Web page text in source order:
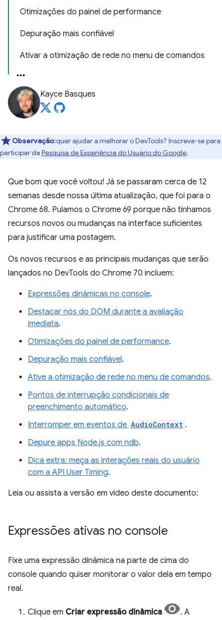
Otimizações do painel de performance
Depuração mais confiável
Ativar a otimização de rede no menu de comandos
Kayce Basques
Observação:quer ajudar a melhorar o DevTools? Inscreva-se para
participar da Pesquisa de Experiência do Usuário do Google.
Que bom que você voltou! Já se passaram cerca de 12
semanas desde nossa última atualização, que foi para o
Chrome 68. Pulamos o Chrome 69 porque não tínhamos
recursos novos ou mudanças na interface suficientes
para justificar uma postagem.
Os novos recursos e as principais mudanças que serão
lançados no DevTools do Chrome 70 incluem:
Expressões dinâmicas no console.
Destacar nós do DOM durante a avaliação
imediata.
Otimizações do painel de performance.
Depuração mais confiável.
Ative a otimização de rede no menu de comandos.
Pontos de interrupção condicionais de
preenchimento automático.
Interromper em eventos de AudioContext .
Depure apps Node.js com ndb.
Dica extra: meça as interações reais do usuário
com a API User Timing.
Leia ou assista a versão em vídeo deste documento:
Expressões ativas no console
Fixe uma expressão dinâmica na parte de cima do
console quando quiser monitorar o valor dela em tempo
real.
Clique em Criar expressão dinâmica
. A